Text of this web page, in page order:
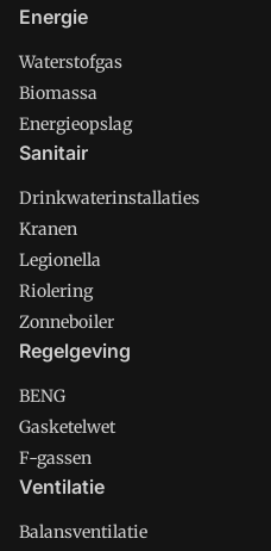
Energie
Waterstofgas
Biomassa
Energieopslag
Sanitair
Drinkwaterinstallaties
Kranen
Legionella
Riolering
Zonneboiler
Regelgeving
BENG
Gasketelwet
F-gassen
Ventilatie
Balansventilatie